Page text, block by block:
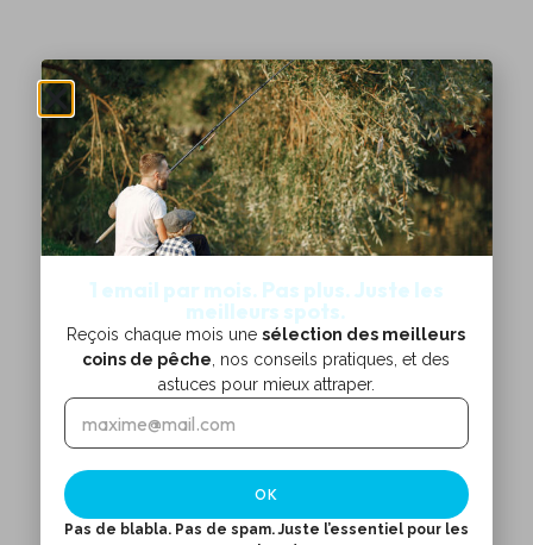
1 email par mois. Pas plus. Juste les
meilleurs spots.
Reçois chaque mois unesélection des meilleurs
coins de pêche , nos conseils pratiques, et des
astuces pour mieux attraper.
E
a
i
l
*
E
a
i
l
*
OK
Pas de blabla. Pas de spam. Juste l’essentiel pour les